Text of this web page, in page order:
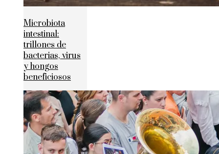
Microbiota
intestinal:
trillones de
bacterias, virus
y hongos
beneficiosos